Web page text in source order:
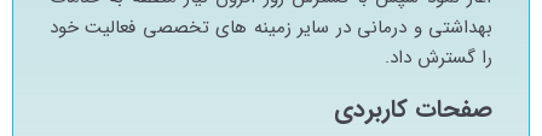
بهداشتي و درماني در ساير زمينه هاي تخصصي فعاليت خود
را گسترش داد.
صفحات کاربردی